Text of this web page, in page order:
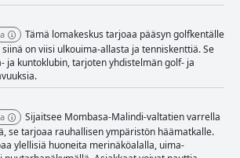
Tämä lomakeskus tarjoaa pääsyn golfkentälle
on viisi ulkouima-allasta ja tenniskenttiä. Se
ja kuntoklubin, tarjoten yhdistelmän golf- ja
Sijaitsee Mombasa-Malindi-valtatien varrella
se tarjoaa rauhallisen ympäristön häämatkalle.
ylellisiä huoneita merinäköalalla, uima-